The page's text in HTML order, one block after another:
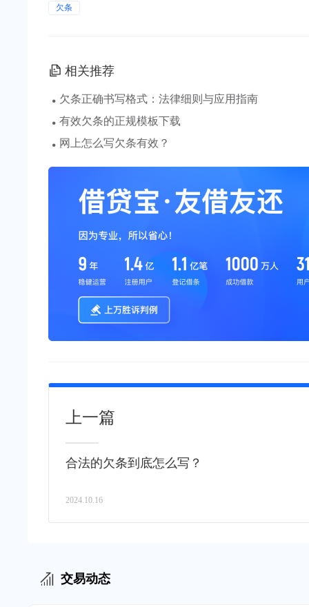
欠条
相关推荐
· 欠条正确书写格式：法律细则与应用指南
· 有效欠条的正规模板下载
· 网上怎么写欠条有效？
上一篇
合法的欠条到底怎么写？
2024.10.16
交易动态